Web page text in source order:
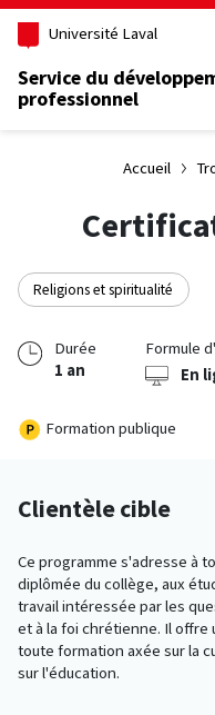
Aller au contenu principal
Université Laval
Service du
professionnel
Accueil
Religions et spiritualité
Durée
1 an
Formule
En
Formation publique
Clientèle cible
Ce programme s'adresse à
diplômée du collège, aux
travail intéressée par les
et à la foi chrétienne. Il
toute formation axée sur la
sur l'éducation.